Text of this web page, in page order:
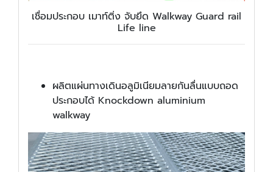
เชื่อมประกอบ เมาท์ติ่ง จับยึด Walkway Guard rail
Life line
ผลิตแผ่นทางเดินอลูมิเนียมลายกันลื่นแบบถอด
ประกอบได้ Knockdown aluminium
walkway